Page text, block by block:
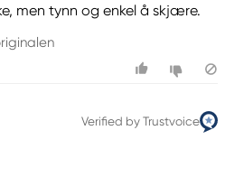
men tynn og enkel å skjære.
Verified by Trustvoice